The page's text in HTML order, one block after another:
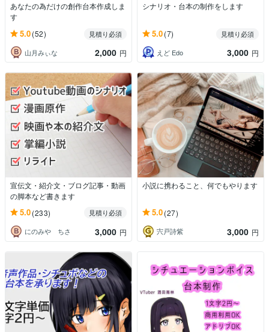
あなたの為だけの創作台本作成しま
す
5.0(52)
見積り必須
山月みぃな
2,000 円
シナリオ・台本の制作をします
5.0(7)
見積り必須
えど Edo
3,000 円
宣伝文・紹介文・ブログ記事・動画
の脚本など書きます
5.0(233)
見積り必須
にのみや ちさ
3,000 円
小説に携わること、何でもやります
5.0(27)
宍戸詩紫 3,000 円